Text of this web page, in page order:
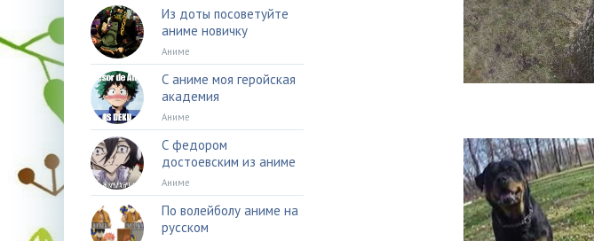
Из доты посоветуйте
аниме новичку
Аниме
С аниме моя геройская
академия
Аниме
С федором
достоевским из аниме
Аниме
По волейболу аниме на
русском